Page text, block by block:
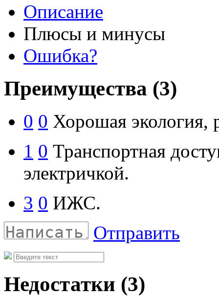
Описание
Плюсы и минусы
Ошибка?
Преимущества (3)
0 0 Хорошая экология,
1 0 Транспортная
электричкой.
3 0 ИЖС.
Отправить
Недостатки (3)